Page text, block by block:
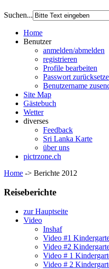
Suchen...
Home
Benutzer
anmelden/abmelden
registrieren
Profile bearbeiten
Passwort
Benutzername
Site Map
Gästebuch
Wetter
diverses
Feedback
Sri Lanka Karte
über uns
pictrzone.ch
Home -> Berichte 2012
Reiseberichte
zur Hauptseite
Video
Inshaf
Video #1
Video #2
Video # 1
Video # 2